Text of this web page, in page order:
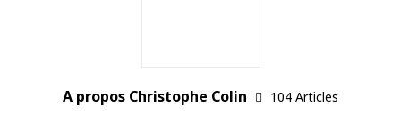
A propos Christophe Colin
104 Articles